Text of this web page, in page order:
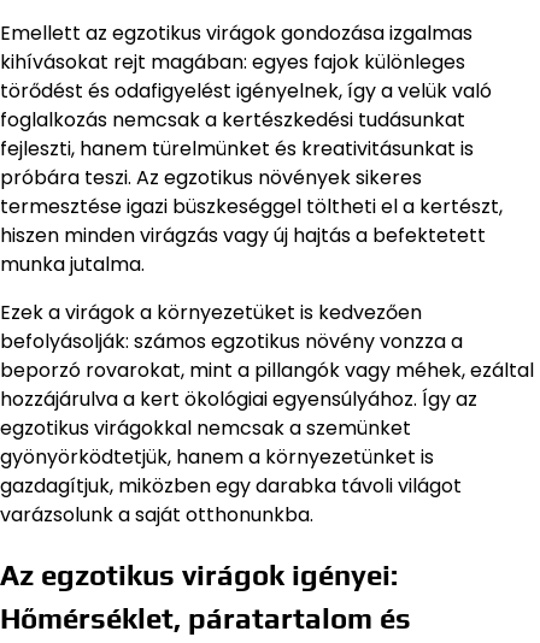
Emellett az egzotikus virágok gondozása izgalmas
kihívásokat rejt magában: egyes fajok különleges
törődést és odafigyelést igényelnek, így a velük való
foglalkozás nemcsak a kertészkedési tudásunkat
fejleszti, hanem türelmünket és kreativitásunkat is
próbára teszi. Az egzotikus növények sikeres
termesztése igazi büszkeséggel töltheti el a kertészt,
hiszen minden virágzás vagy új hajtás a befektetett
munka jutalma.
Ezek a virágok a környezetüket is kedvezően
befolyásolják: számos egzotikus növény vonzza a
beporzó rovarokat, mint a pillangók vagy méhek, ezáltal
hozzájárulva a kert ökológiai egyensúlyához. Így az
egzotikus virágokkal nemcsak a szemünket
gyönyörködtetjük, hanem a környezetünket is
gazdagítjuk, miközben egy darabka távoli világot
varázsolunk a saját otthonunkba.
Az egzotikus virágok igényei:
Hőmérséklet, páratartalom és